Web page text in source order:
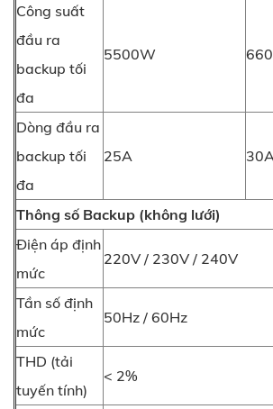
Công suất
đầu ra
backup tối
đa
5500W
Dòng đầu ra
backup tối
đa
25A 30A
Thông số Backup (không lưới)
Điện áp định
mức
220V / 230V / 240V
Tần số định
mức
50Hz / 60Hz
THD (tải
tuyến tính)
< 2%